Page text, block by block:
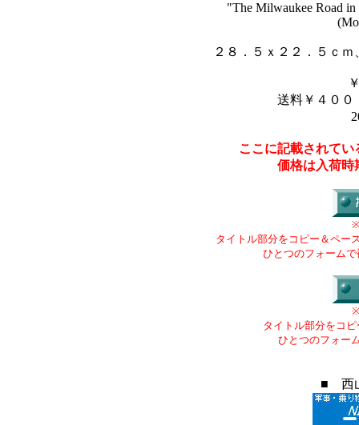
"The Milwaukee Road
２８．５ｘ２２．５ｃ
送料￥４００
ここに記載されて
価格は入荷時
タイトル部分をコピー＆ペー
ひとつのフォーム
タイトル部分をコ
ひとつのフォー
■ 西